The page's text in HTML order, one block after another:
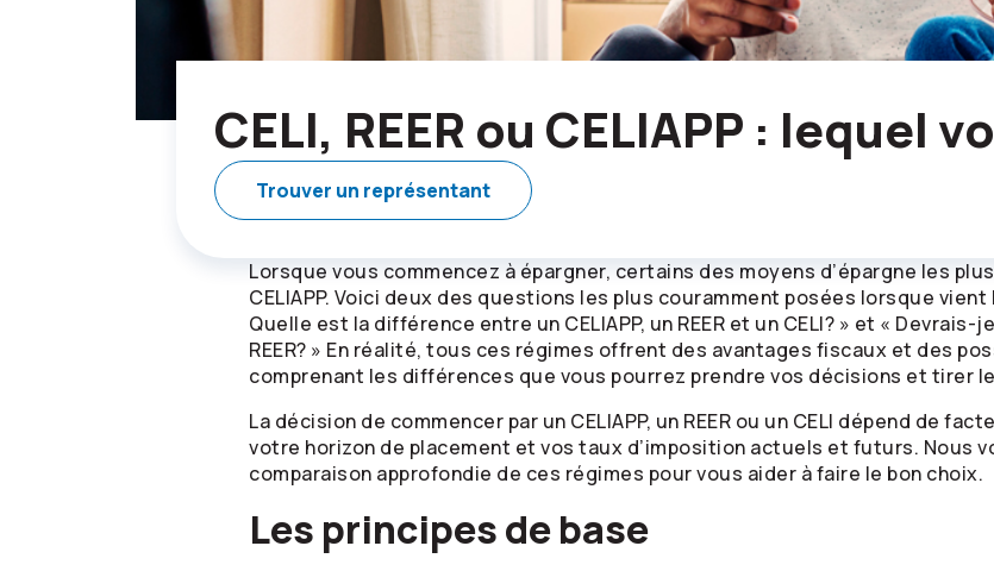
CELI, REER ou CELIAPP : lequel
Trouver un représentant
Lorsque vous commencez à épargner, certains des moyens d’épargne les
CELIAPP. Voici deux des questions les plus couramment posées lorsque
Quelle est la différence entre un CELIAPP, un REER et un CELI? » et « Devrais-
REER? » En réalité, tous ces régimes offrent des avantages fiscaux et des
comprenant les différences que vous pourrez prendre vos décisions et tirer
La décision de commencer par un CELIAPP, un REER ou un CELI dépend de
votre horizon de placement et vos taux d’imposition actuels et futurs. Nous
comparaison approfondie de ces régimes pour vous aider à faire le bon choix.
Les principes de base